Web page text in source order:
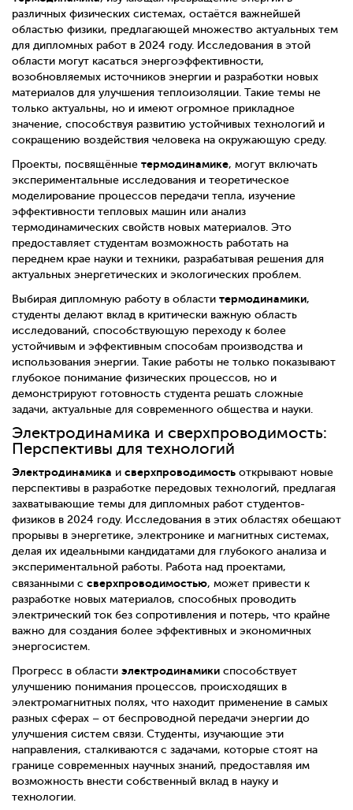
различных физических системах, остаётся важнейшей
областью физики, предлагающей множество актуальных тем
для дипломных работ в 2024 году. Исследования в этой
области могут касаться энергоэффективности,
возобновляемых источников энергии и разработки новых
материалов для улучшения теплоизоляции. Такие темы не
только актуальны, но и имеют огромное прикладное
значение, способствуя развитию устойчивых технологий и
сокращению воздействия человека на окружающую среду.
Проекты, посвящённые термодинамике, могут включать
экспериментальные исследования и теоретическое
моделирование процессов передачи тепла, изучение
эффективности тепловых машин или анализ
термодинамических свойств новых материалов. Это
предоставляет студентам возможность работать на
переднем крае науки и техники, разрабатывая решения для
актуальных энергетических и экологических проблем.
Выбирая дипломную работу в области термодинамики,
студенты делают вклад в критически важную область
исследований, способствующую переходу к более
устойчивым и эффективным способам производства и
использования энергии. Такие работы не только показывают
глубокое понимание физических процессов, но и
демонстрируют готовность студента решать сложные
задачи, актуальные для современного общества и науки.
Электродинамика и сверхпроводимость:
Перспективы для технологий
Электродинамика и сверхпроводимость открывают новые
перспективы в разработке передовых технологий, предлагая
захватывающие темы для дипломных работ студентов-
физиков в 2024 году. Исследования в этих областях обещают
прорывы в энергетике, электронике и магнитных системах,
делая их идеальными кандидатами для глубокого анализа и
экспериментальной работы. Работа над проектами,
связанными с сверхпроводимостью, может привести к
разработке новых материалов, способных проводить
электрический ток без сопротивления и потерь, что крайне
важно для создания более эффективных и экономичных
энергосистем.
Прогресс в области электродинамики способствует
улучшению понимания процессов, происходящих в
электромагнитных полях, что находит применение в самых
разных сферах – от беспроводной передачи энергии до
улучшения систем связи. Студенты, изучающие эти
направления, сталкиваются с задачами, которые стоят на
границе современных научных знаний, предоставляя им
возможность внести собственный вклад в науку и
технологии.